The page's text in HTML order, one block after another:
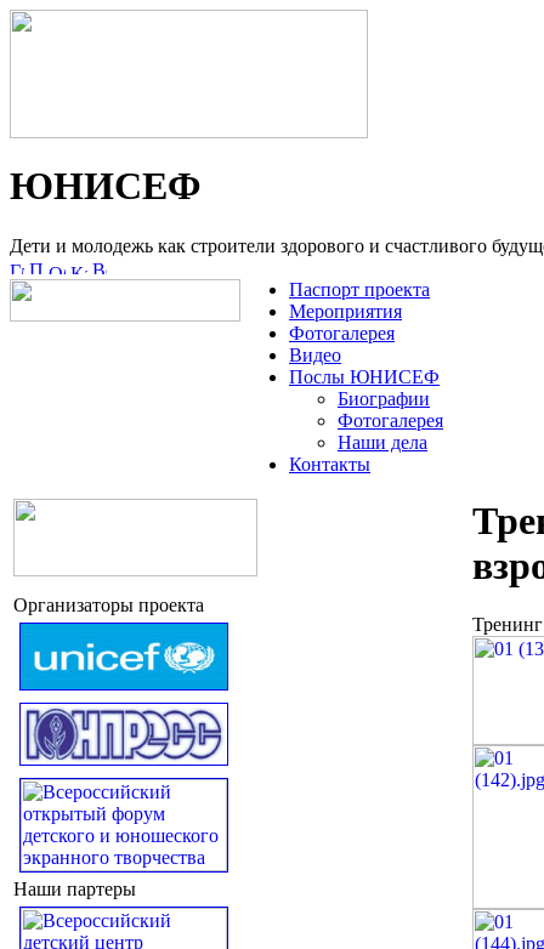
ЮНИСЕФ
Дети и молодежь как строители здорового и счастливого
Паспорт проекта
Мероприятия
Фотогалерея
Видео
Послы ЮНИСЕФ
Биографии
Фотогалерея
Наши дела
Контакты
Организаторы проекта
Наши партеры